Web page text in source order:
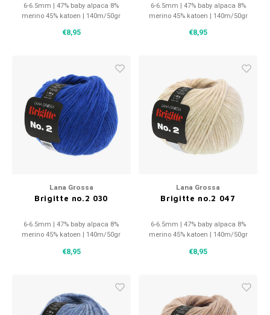
Kabel
6-6.5mm | 47% baby alpaca 8%
merino 45% katoen | 140m/50gr
€8,95
6-6.5mm | 47% baby alpaca 8%
merino 45% katoen | 140m/50gr
€8,95
Lana Grossa
Brigitte no.2 030
6-6.5mm | 47% baby alpaca 8%
merino 45% katoen | 140m/50gr
€8,95
Lana Grossa
Brigitte no.2 047
6-6.5mm | 47% baby alpaca 8%
merino 45% katoen | 140m/50gr
€8,95